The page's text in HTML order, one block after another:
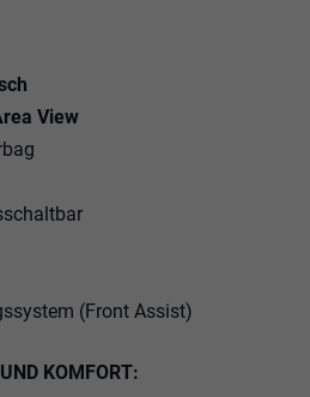
View
(Front Assist)
KOMFORT: